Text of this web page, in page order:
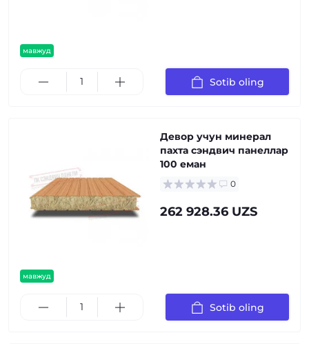
мавжуд
Sotib oling
мавжуд
Девор учун минерал
пахта сэндвич панеллар
100 еман
0
262 928.36 UZS
Sotib oling